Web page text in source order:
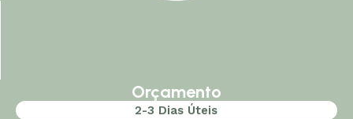
Orçamento
2-3 Dias Úteis